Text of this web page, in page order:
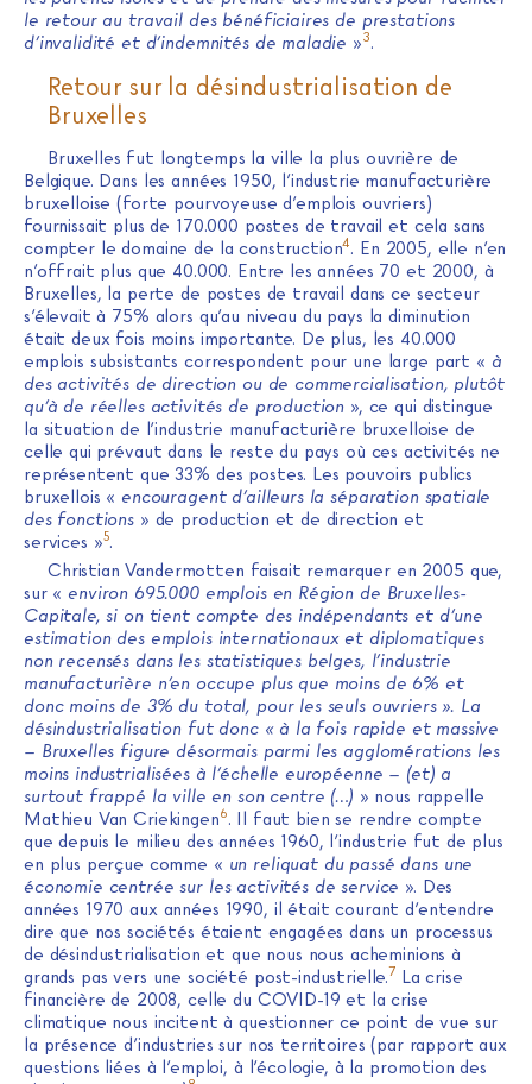
le retour au travail des bénéficiaires de prestations
d’invalidité et d’indemnités de maladie »3.
Retour sur la désindustrialisation de
Bruxelles
Bruxelles fut longtemps la ville la plus ouvrière de
Belgique. Dans les années 1950, l’industrie manufacturière
bruxelloise (forte pourvoyeuse d’emplois ouvriers)
fournissait plus de 170.000 postes de travail et cela sans
compter le domaine de la construction4. En 2005, elle n’en
n’offrait plus que 40.000. Entre les années 70 et 2000, à
Bruxelles, la perte de postes de travail dans ce secteur
s’élevait à 75% alors qu’au niveau du pays la diminution
était deux fois moins importante. De plus, les 40.000
emplois subsistants correspondent pour une large part « à
des activités de direction ou de commercialisation, plutôt
qu’à de réelles activités de production », ce qui distingue
la situation de l’industrie manufacturière bruxelloise de
celle qui prévaut dans le reste du pays où ces activités ne
représentent que 33% des postes. Les pouvoirs publics
bruxellois « encouragent d’ailleurs la séparation spatiale
des fonctions » de production et de direction et
services »5.
Christian Vandermotten faisait remarquer en 2005 que,
sur « environ 695.000 emplois en Région de Bruxelles-
Capitale, si on tient compte des indépendants et d’une
estimation des emplois internationaux et diplomatiques
non recensés dans les statistiques belges, l’industrie
manufacturière n’en occupe plus que moins de 6% et
donc moins de 3% du total, pour les seuls ouvriers ». La
désindustrialisation fut donc « à la fois rapide et massive
– Bruxelles figure désormais parmi les agglomérations les
moins industrialisées à l’échelle européenne – (et) a
surtout frappé la ville en son centre (…) » nous rappelle
Mathieu Van Criekingen6. Il faut bien se rendre compte
que depuis le milieu des années 1960, l’industrie fut de plus
en plus perçue comme « un reliquat du passé dans une
économie centrée sur les activités de service ». Des
années 1970 aux années 1990, il était courant d’entendre
dire que nos sociétés étaient engagées dans un processus
de désindustrialisation et que nous nous acheminions à
grands pas vers une société post-industrielle.7La crise
financière de 2008, celle du COVID-19 et la crise
climatique nous incitent à questionner ce point de vue sur
la présence d’industries sur nos territoires (par rapport aux
questions liées à l’emploi, à l’écologie, à la promotion des